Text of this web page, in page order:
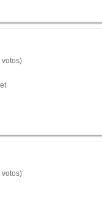
votos)
votos)